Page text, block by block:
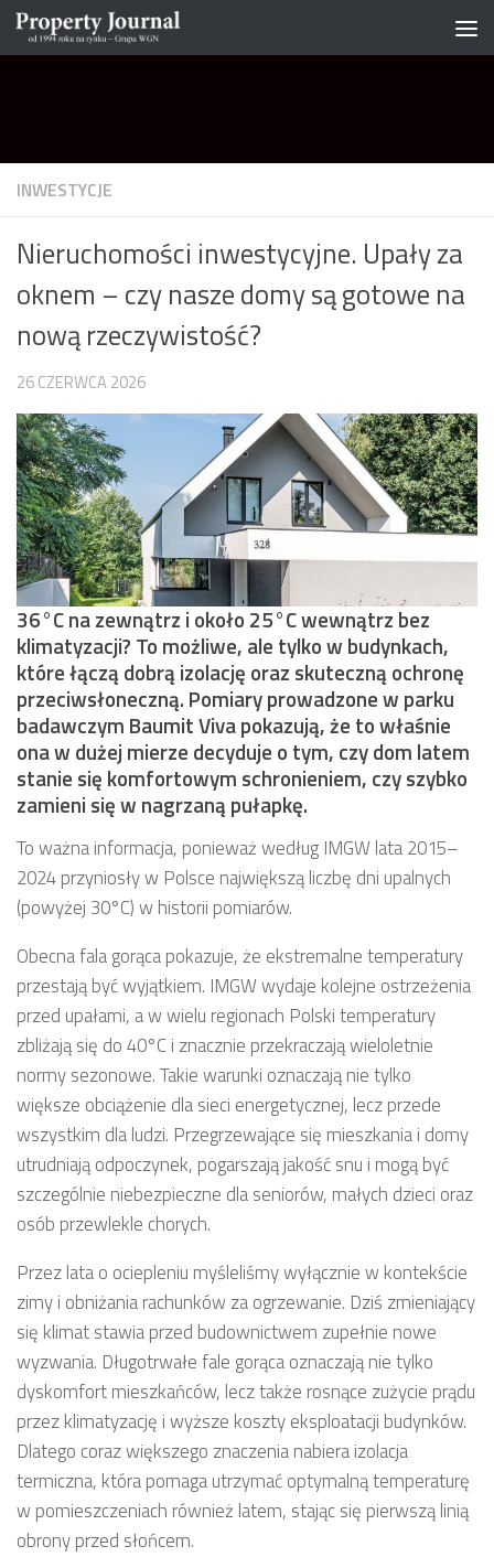
Skip to content
INWESTYCJE
Nieruchomości inwestycyjne. Upały za
oknem – czy nasze domy są gotowe na
nową rzeczywistość?
26 CZERWCA 2026
36°C na zewnątrz i około 25°C wewnątrz bez
klimatyzacji? To możliwe, ale tylko w budynkach,
które łączą dobrą izolację oraz skuteczną ochronę
przeciwsłoneczną. Pomiary prowadzone w parku
badawczym Baumit Viva pokazują, że to właśnie
ona w dużej mierze decyduje o tym, czy dom latem
stanie się komfortowym schronieniem, czy szybko
zamieni się w nagrzaną pułapkę.
To ważna informacja, ponieważ według IMGW lata 2015–
2024 przyniosły w Polsce największą liczbę dni upalnych
(powyżej 30°C) w historii pomiarów.
Obecna fala gorąca pokazuje, że ekstremalne temperatury
przestają być wyjątkiem. IMGW wydaje kolejne ostrzeżenia
przed upałami, a w wielu regionach Polski temperatury
zbliżają się do 40°C i znacznie przekraczają wieloletnie
normy sezonowe. Takie warunki oznaczają nie tylko
większe obciążenie dla sieci energetycznej, lecz przede
wszystkim dla ludzi. Przegrzewające się mieszkania i domy
utrudniają odpoczynek, pogarszają jakość snu i mogą być
szczególnie niebezpieczne dla seniorów, małych dzieci oraz
osób przewlekle chorych.
Przez lata o ociepleniu myśleliśmy wyłącznie w kontekście
zimy i obniżania rachunków za ogrzewanie. Dziś zmieniający
się klimat stawia przed budownictwem zupełnie nowe
wyzwania. Długotrwałe fale gorąca oznaczają nie tylko
dyskomfort mieszkańców, lecz także rosnące zużycie prądu
przez klimatyzację i wyższe koszty eksploatacji budynków.
Dlatego coraz większego znaczenia nabiera izolacja
termiczna, która pomaga utrzymać optymalną temperaturę
w pomieszczeniach również latem, stając się pierwszą linią
obrony przed słońcem.